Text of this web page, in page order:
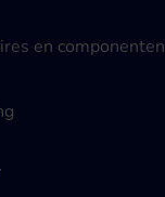
en componenten